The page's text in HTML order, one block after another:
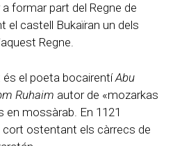
formar part del Regne de
el castell Bukaïran un dels
Regne.
és el poeta bocairentíAbu
Ruhaim autor de «mozarkas
en mossàrab. En 1121
ostentant els càrrecs de